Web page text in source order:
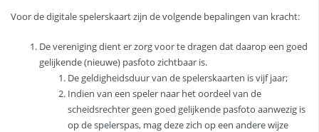
Voor de digitale spelerskaart zijn de volgende bepalingen van kracht:
De vereniging dient er zorg voor te dragen dat daarop een goed
gelijkende (nieuwe) pasfoto zichtbaar is.
De geldigheidsduur van de spelerskaarten is vijf jaar;
Indien van een speler naar het oordeel van de
scheidsrechter geen goed gelijkende pasfoto aanwezig is
op de spelerspas, mag deze zich op een andere wijze